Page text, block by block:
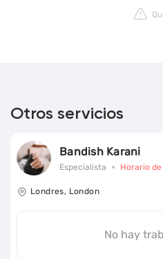
Otros servicios
Bandish Karani
Especialista Horario
Londres, London
No hay